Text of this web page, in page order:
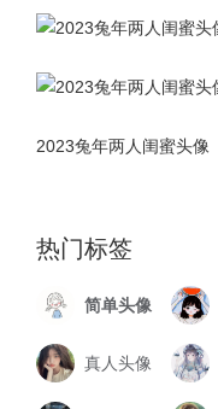
2023兔年两人闺蜜头像
热门标签
简单头像
真人头像